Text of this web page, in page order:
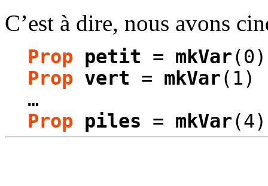
C’est à dire, nous avons
Prop petit = mkVar
Prop vert = mkVar(1)
…
Prop
piles = mkVar